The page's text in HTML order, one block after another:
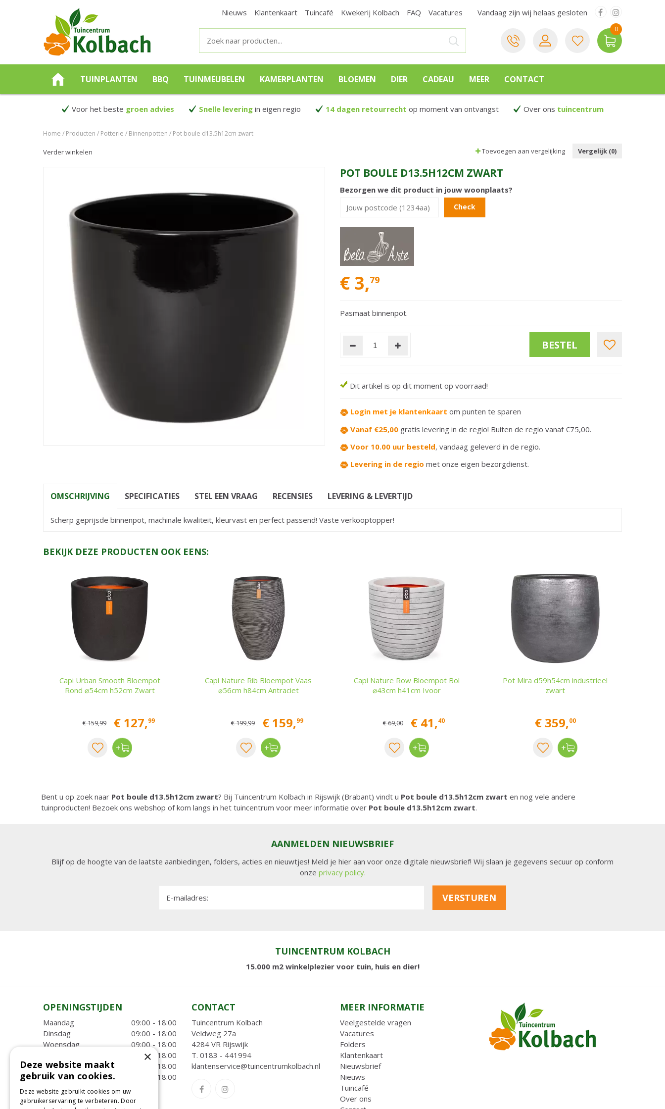
Home Producten Potterie Binnenpotten Pot boule d13.5h12cm zwart
Nieuws Klantenkaart Tuincafé Kwekerij Kolbach FAQ Vacatures Vandaag zijn wij helaas gesloten
TUINPLANTEN BBQ TUINMEUBELEN KAMERPLANTEN BLOEMEN DIER CADEAU MEER CONTACT
Voor het beste groen advies Snelle leveringin eigen regio 14 dagen retourrecht op moment van ontvangst Over ons tuincentrum
Verder winkelen Toevoegen aan vergelijking Vergelijk (0)
POT BOULE D13.5H12CM ZWART
Bezorgen we dit product in jouw woonplaats?
Check
€ 3,79
Pasmaat binnenpot.
Dit artikel is op dit moment op voorraad!
Login met je klantenkaart om punten te sparen
Vanaf €25,00 gratis levering in de regio! Buiten de regio vanaf €75,00.
Voor 10.00 uur besteld, vandaag geleverd in de regio.
Levering in de regio met onze eigen bezorgdienst.
OMSCHRIJVING SPECIFICATIES STEL EEN VRAAG RECENSIES LEVERING & LEVERTIJD
Scherp geprijsde binnenpot, machinale kwaliteit, kleurvast en perfect passend! Vaste verkooptopper!
BEKIJK DEZE PRODUCTEN OOK EENS:
Capi Urban Smooth Bloempot
Rond ⌀54cm h52cm Zwart
€159,99 € 127,99
Capi Nature Rib Bloempot Vaas
⌀56cm h84cm Antraciet
€199,99 € 159,99
Capi Nature Row Bloempot Bol
⌀43cm h41cm Ivoor
€69,00 € 41,40
Pot Mira d59h54cm industrieel
zwart
€ 359,00
Bent u op zoek naar Pot boule d13.5h12cm zwart? Bij Tuincentrum Kolbach in Rijswijk (Brabant) vindt u Pot boule d13.5h12cm zwart en nog vele andere
tuinproducten! Bezoek ons webshop of kom langs in het tuincentrum voor meer informatie over Pot boule d13.5h12cm zwart.
AANMELDEN NIEUWSBRIEF
Blijf op de hoogte van de laatste aanbiedingen, folders, acties en nieuwtjes! Meld je hier aan voor onze digitale nieuwsbrief! Wij slaan je gegevens secuur op conform
onze privacy policy.
E-mailadres:
TUINCENTRUM KOLBACH
15.000 m2 winkelplezier voor tuin, huis en dier!
OPENINGSTIJDEN
Maandag
09:00 - 18:00
Dinsdag
09:00 - 18:00
Woensdag
09:00 - 18:00
09:00 - 18:00
Vrijdag
09:00 - 18:00
Zaterdag
09:00 - 18:00
Toon alle openingstijden
CONTACT
Tuincentrum Kolbach
Veldweg 27a
4284 VR Rijswijk
T. 0183 - 441994
klantenservice@tuincentrumkolbach.nl
MEER INFORMATIE
Veelgestelde vragen
Vacatures
Folders
Klantenkaart
Nieuwsbrief
Nieuws
Tuincafé
Over ons
×
Deze website maakt
gebruik van cookies.
Deze website gebruikt cookies om uw
gebruikerservaring te verbeteren. Door